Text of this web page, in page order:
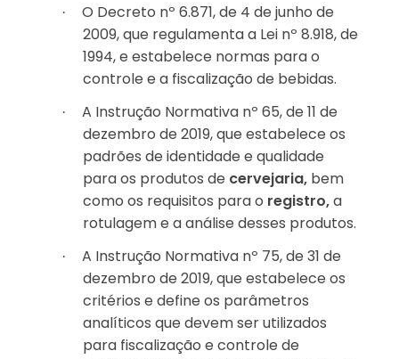
·
O Decreto nº 6.871, de 4 de junho de
2009, que regulamenta a Lei nº 8.918, de
1994, e estabelece normas para o
controle e a fiscalização de bebidas.
·
A Instrução Normativa nº 65, de 11 de
dezembro de 2019, que estabelece os
padrões de identidade e qualidade
para os produtos de cervejaria, bem
como os requisitos para o registro,a
rotulagem e a análise desses produtos.
·
A Instrução Normativa nº 75, de 31 de
dezembro de 2019, que estabelece os
critérios e define os parâmetros
analíticos que devem ser utilizados
para fiscalização e controle de